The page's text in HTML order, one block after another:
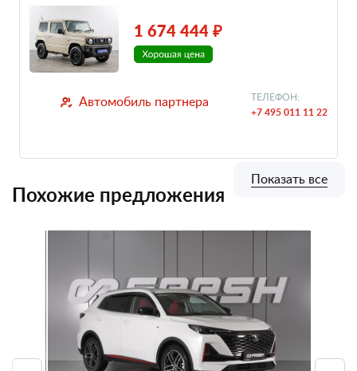
1 674 444 ₽
Автомобиль партнера ТЕЛЕФОН:
+7 495 011 11 22
Похожие предложения
Показать все